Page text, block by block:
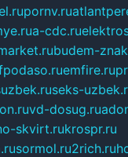
pornv.ru
a-cdc.ru
budem-
emfire.ru
seks-
vd-dosug.ru
skvirt.rukrospr.ru
sormol.ru2rich.ru